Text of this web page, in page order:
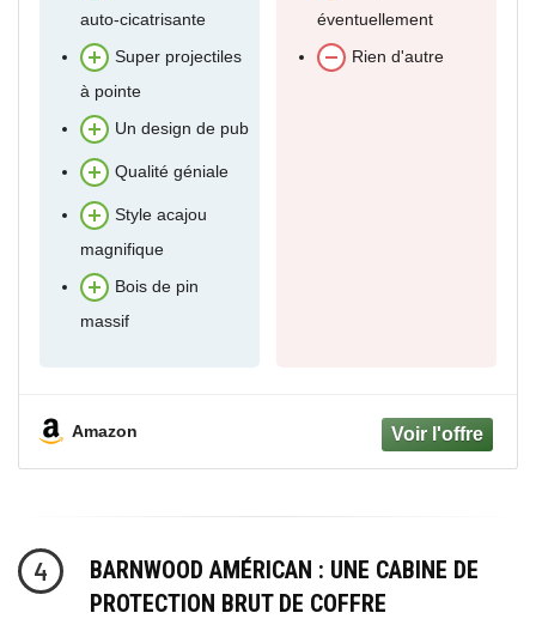
auto-cicatrisante
Super projectiles
à pointe
Un design de pub
Qualité géniale
Style acajou
magnifique
Bois de pin
massif
éventuellement
Rien d'autre
Amazon
4
BARNWOOD AMÉRICAN : UNE CABINE DE
PROTECTION BRUT DE COFFRE